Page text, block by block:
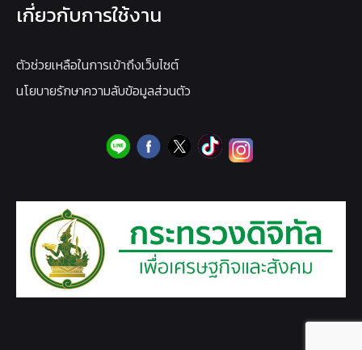
เกี่ยวกับการใช้งาน
ตัวช่วยเหลือในการเข้าถึงเว็บไซต์
นโยบายรักษาความลับข้อมูลส่วนตัว